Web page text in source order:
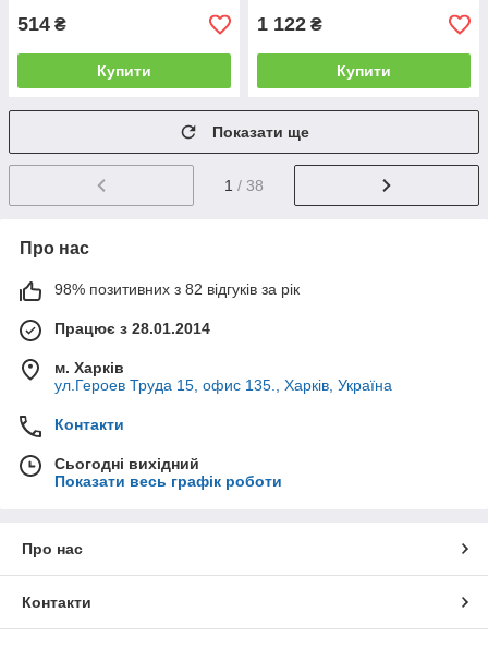
Пропонуємо величезний вибір махрових наборів
Крім якісної та бюджетної продукції для щоденної
експлуатації, в наявності безліч розкішних
подарункових наборів.
Замовляйте махрові вироби недорого. Є вигідні
514 ₴
Купити
1 122 ₴
Купити
Показати ще
1 / 38
Про нас
98% позитивних з 82 відгуків за рік
Працює з 28.01.2014
м. Харків
ул.Героев Труда 15, офис 135., Харків, Україна
Контакти
Сьогодні вихідний
Показати весь графік роботи
Про нас
Контакти